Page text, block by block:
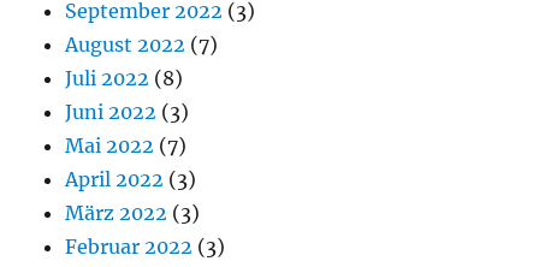
September 2022 (3)
August 2022 (7)
Juli 2022 (8)
Juni 2022 (3)
Mai 2022 (7)
April 2022 (3)
März 2022 (3)
Februar 2022 (3)